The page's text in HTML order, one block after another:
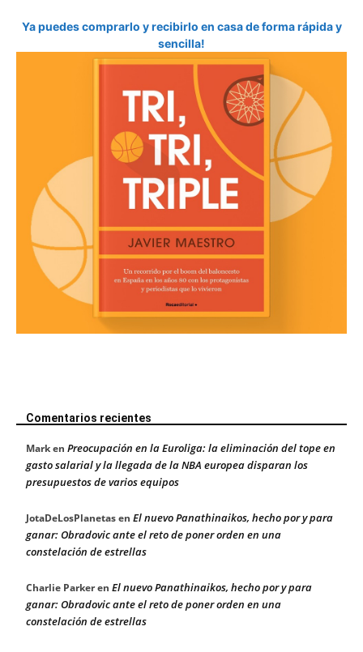
Ya puedes comprarlo y recibirlo en casa de forma rápida y
sencilla!
Comentarios recientes
Marken Preocupación en la Euroliga: la eliminación del tope en
gasto salarial y la llegada de la NBA europea disparan los
presupuestos de varios equipos
JotaDeLosPlanetasen El nuevo Panathinaikos, hecho por y para
ganar: Obradovic ante el reto de poner orden en una
constelación de estrellas
Charlie Parkeren El nuevo Panathinaikos, hecho por y para
ganar: Obradovic ante el reto de poner orden en una
constelación de estrellas